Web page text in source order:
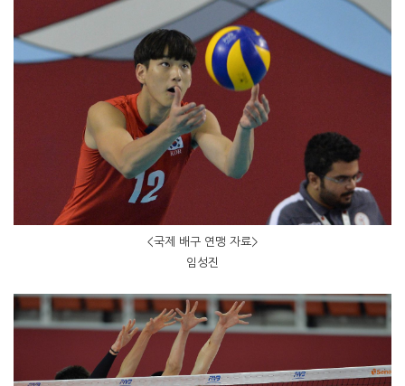
<국제 배구 연맹 자료>
임성진